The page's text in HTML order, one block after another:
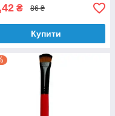
₴ 86 ₴
Купити